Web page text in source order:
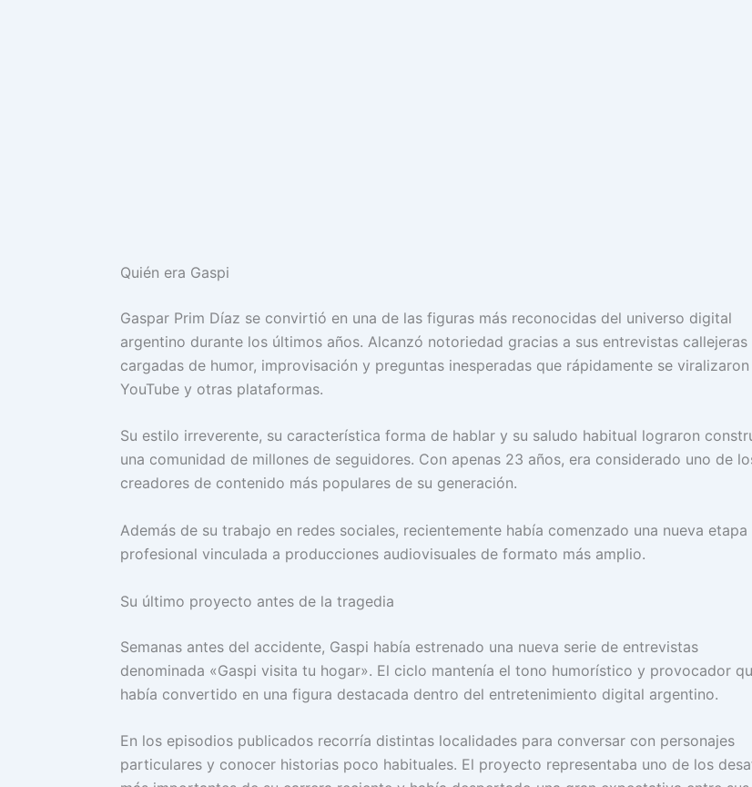
Quién era Gaspi
Gaspar Prim Díaz se convirtió en una de las figuras más reconocidas del universo digital
argentino durante los últimos años. Alcanzó notoriedad gracias a sus entrevistas callejeras
cargadas de humor, improvisación y preguntas inesperadas que rápidamente se viralizaron
YouTube y otras plataformas.
Su estilo irreverente, su característica forma de hablar y su saludo habitual lograron
una comunidad de millones de seguidores. Con apenas 23 años, era considerado uno de
creadores de contenido más populares de su generación.
Además de su trabajo en redes sociales, recientemente había comenzado una nueva etapa
profesional vinculada a producciones audiovisuales de formato más amplio.
Su último proyecto antes de la tragedia
Semanas antes del accidente, Gaspi había estrenado una nueva serie de entrevistas
denominada «Gaspi visita tu hogar». El ciclo mantenía el tono humorístico y provocador
había convertido en una figura destacada dentro del entretenimiento digital argentino.
En los episodios publicados recorría distintas localidades para conversar con personajes
particulares y conocer historias poco habituales. El proyecto representaba uno de los